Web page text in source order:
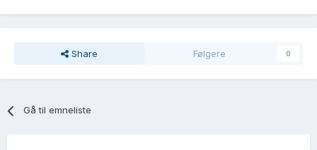
Share Følgere 0
Gå til emneliste